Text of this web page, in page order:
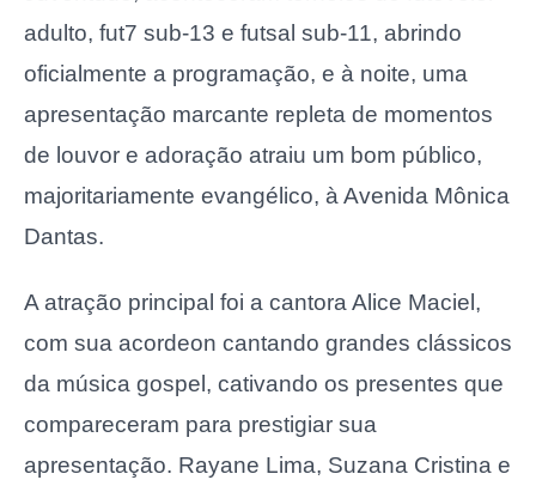
adulto, fut7 sub-13 e futsal sub-11, abrindo
oficialmente a programação, e à noite, uma
apresentação marcante repleta de momentos
de louvor e adoração atraiu um bom público,
majoritariamente evangélico, à Avenida Mônica
Dantas.
A atração principal foi a cantora Alice Maciel,
com sua acordeon cantando grandes clássicos
da música gospel, cativando os presentes que
compareceram para prestigiar sua
apresentação. Rayane Lima, Suzana Cristina e